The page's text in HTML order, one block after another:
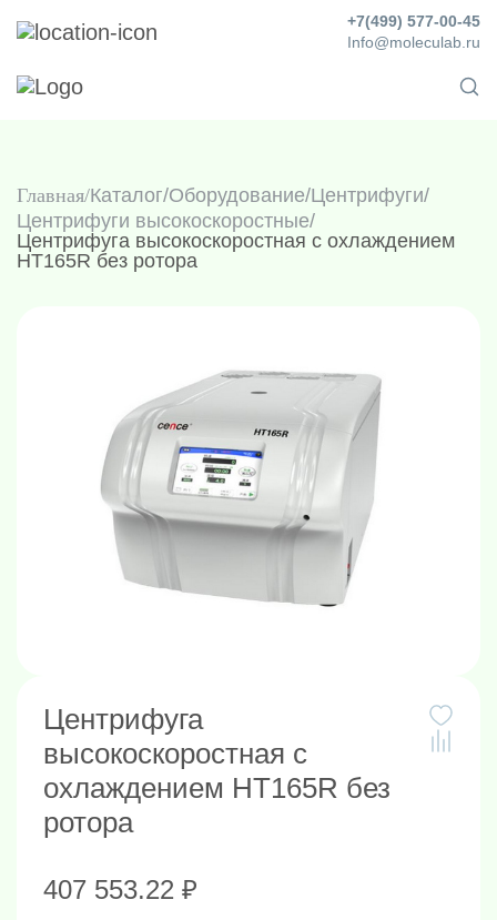
Info@moleculab.ru
+7(499) 577-00-45
Главная Каталог/Оборудование/Центрифуги/
Центрифуги высокоскоростные/
Центрифуга высокоскоростная с охлаждением
HT165R без ротора
Центрифуга
высокоскоростная с
охлаждением HT165R без
ротора
407 553.22 ₽